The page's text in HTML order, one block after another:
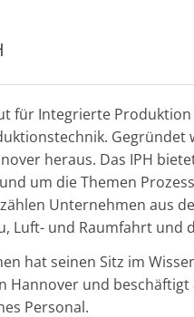
für Integrierte
Gegründet
heraus. Das IPH
um die Themen
Unternehmen aus
Luft- und Raumfahrt und
hat seinen Sitz im
Hannover und
Personal.